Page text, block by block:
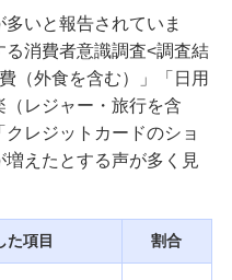
解説
効率よくお金を返すた
く解説
？返済困難にならない
介
談しやすい銀行とは？
いと報告されていま
消費者意識調査<調査結
（外食を含む）」「日用
レジャー・旅行を含
レジットカードのショ
えたとする声が多く見
た項目 割合